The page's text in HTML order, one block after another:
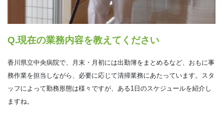
Q.現在の業務内容を教えてください
香川県立中央病院で、月末・月初には出勤簿をまとめるなど、おもに事
務作業を担当しながら、必要に応じて清掃業務にあたっています。スタ
ッフによって勤務形態は様々ですが、ある1日のスケジュールを紹介し
ますね。